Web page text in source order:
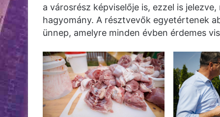
a városrész képviselője is, ezzel is
hagyomány. A résztvevők egyetértenek
ünnep, amelyre minden évben érdemes